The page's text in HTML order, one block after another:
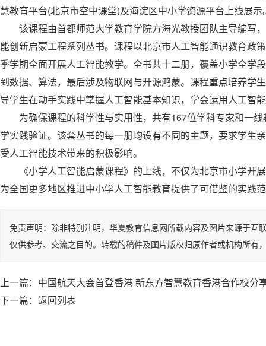
慧教育平台(北京市空中课堂)及海淀区中小学资源平台上线展示
该课程由首都师范大学教育学院方海光教授团队主导编写
能创新启蒙工程系列丛书。课程以北京市人工智能通识教育政
季学期全面开展人工智能教学。全书共十二册，覆盖小学全学
到数据、算法，最后涉及物联网与开源鸿蒙。课程重点培养学
导学生在动手实践中掌握人工智能基本知识，学会运用人工智
为确保课程的科学性与实用性，共有167位学科专家和一线
学实践验证。该套丛书的每一册均设有不同的主题，要求学生
受人工智能技术带来的积极影响。
《小学人工智能启蒙课程》的上线，不仅为北京市小学开
为全国更多地区推进中小学人工智能教育提供了可借鉴的实践
免责声明：除非特别注明，华夏教育信息网所载内容及图片来源于互
仅供参考、交流之目的。转载的稿件及图片版权归原作者或机构所有
上一篇： 中国航天大会首登香港 新东方智慧教育香港合作校分
下一篇： 返回列表